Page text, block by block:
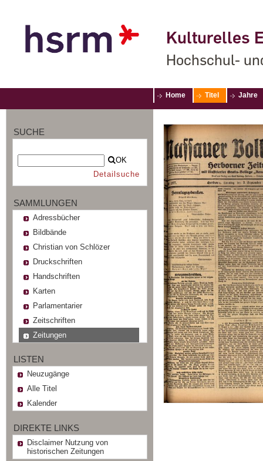
Kulturelles
Hochschul-
Home Titel Jahre
SUCHE
OK
Detailsuche
SAMMLUNGEN
Adressbücher
Bildbände
Christian von Schlözer
Druckschriften
Handschriften
Karten
Parlamentarier
Zeitschriften
Zeitungen
LISTEN
Neuzugänge
Alle Titel
Kalender
DIREKTE LINKS
Disclaimer Nutzung von
historischen Zeitungen